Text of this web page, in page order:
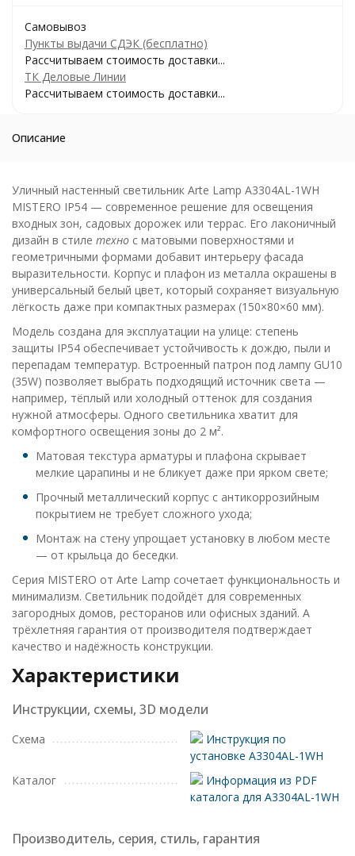
Самовывоз
Пункты выдачи СДЭК (бесплатно)
Рассчитываем стоимость доставки...
ТК Деловые Линии
Рассчитываем стоимость доставки...
Описание
Уличный настенный светильник Arte Lamp A3304AL-1WH
MISTERO IP54 — современное решение для освещения
входных зон, садовых дорожек или террас. Его лаконичный
дизайн в стиле техно с матовыми поверхностями и
геометричными формами добавит интерьеру фасада
выразительности. Корпус и плафон из металла окрашены в
универсальный белый цвет, который сохраняет визуальную
лёгкость даже при компактных размерах (150×80×60 мм).
Модель создана для эксплуатации на улице: степень
защиты IP54 обеспечивает устойчивость к дождю, пыли и
перепадам температур. Встроенный патрон под лампу GU10
(35W) позволяет выбрать подходящий источник света —
например, тёплый или холодный оттенок для создания
нужной атмосферы. Одного светильника хватит для
комфортного освещения зоны до 2 м².
Матовая текстура арматуры и плафона скрывает
мелкие царапины и не бликует даже при ярком свете;
Прочный металлический корпус с антикоррозийным
покрытием не требует сложного ухода;
Монтаж на стену упрощает установку в любом месте
— от крыльца до беседки.
Серия MISTERO от Arte Lamp сочетает функциональность и
минимализм. Светильник подойдёт для современных
загородных домов, ресторанов или офисных зданий. А
трёхлетняя гарантия от производителя подтверждает
качество и надёжность конструкции.
Характеристики
Инструкции, схемы, 3D модели
Схема
Инструкция по
установке A3304AL-1WH
Каталог
Информация из PDF
каталога для A3304AL-1WH
Производитель, серия, стиль, гарантия